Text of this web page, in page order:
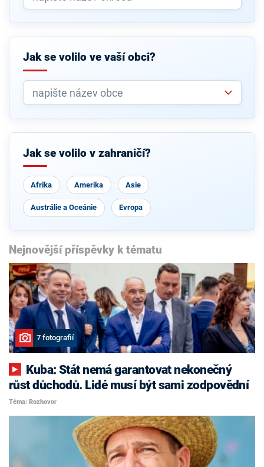
Jak se volilo ve vaší obci?
Jak se volilo v zahraničí?
Afrika Amerika Asie
Austrálie a Oceánie Evropa
Nejnovější příspěvky k tématu
7 fotografií
růst důchodů. Lidé musí být sami zodpovědní
Téma: Rozhovor